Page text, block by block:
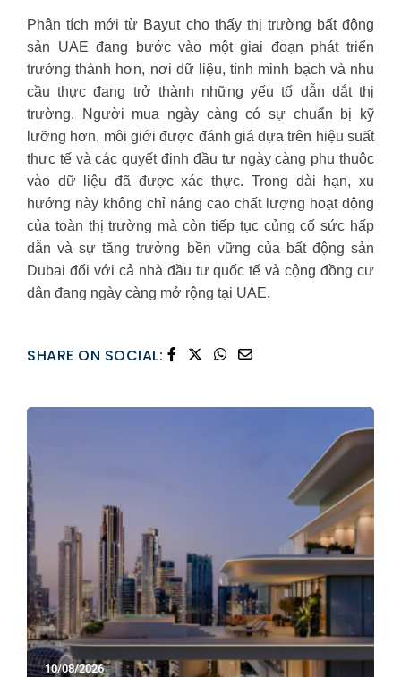
Phân tích mới từ Bayut cho thấy thị trường bất động
sản UAE đang bước vào một giai đoạn phát triển
trưởng thành hơn, nơi dữ liệu, tính minh bạch và nhu
cầu thực đang trở thành những yếu tố dẫn dắt thị
trường. Người mua ngày càng có sự chuẩn bị kỹ
lưỡng hơn, môi giới được đánh giá dựa trên hiệu suất
thực tế và các quyết định đầu tư ngày càng phụ thuộc
vào dữ liệu đã được xác thực. Trong dài hạn, xu
hướng này không chỉ nâng cao chất lượng hoạt động
của toàn thị trường mà còn tiếp tục củng cố sức hấp
dẫn và sự tăng trưởng bền vững của bất động sản
Dubai đối với cả nhà đầu tư quốc tế và cộng đồng cư
dân đang ngày càng mở rộng tại UAE.
SHARE ON SOCIAL:
10/08/2026